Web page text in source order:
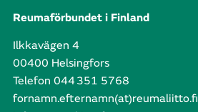
Reumaförbundet i Finland
Ilkkavägen 4
00400 Helsingfors
Telefon 044 351 5768
fornamn.efternamn(at)reumaliitto.fi